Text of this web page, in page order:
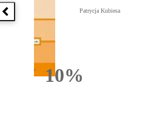
Poprzednia książka
10%Rabatu
Patrycja Kubiesa